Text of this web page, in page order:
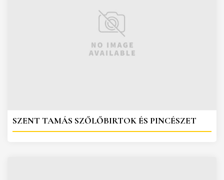
SZENT TAMÁS SZŐLŐBIRTOK ÉS PINCÉSZET